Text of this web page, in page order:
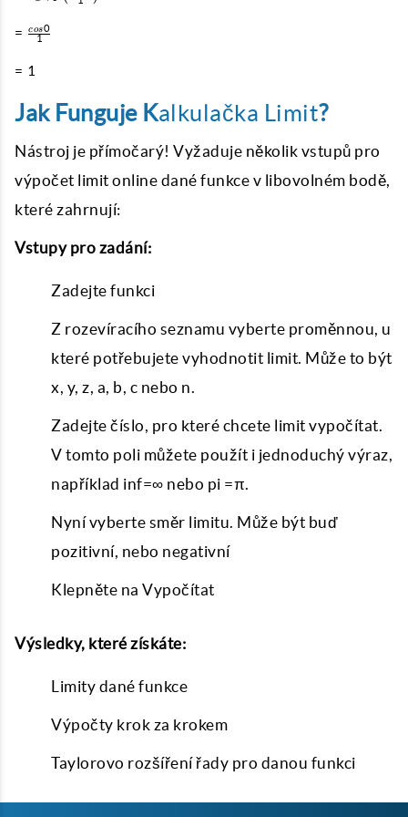
\left(\frac{cos
x}{1}\right)
=
0}{1}
= 1
cos0
=
= 1
Jak Funguje Kalkulačka Limit?
Nástroj je přímočarý! Vyžaduje několik vstupů pro
výpočet limit online dané funkce v libovolném bodě,
které zahrnují:
Vstupy pro zadání:
Zadejte funkci
Z rozevíracího seznamu vyberte proměnnou, u
které potřebujete vyhodnotit limit. Může to být
x, y, z, a, b, c nebo n.
Zadejte číslo, pro které chcete limit vypočítat.
V tomto poli můžete použít i jednoduchý výraz,
například inf=∞ nebo pi =π.
Nyní vyberte směr limitu. Může být buď
pozitivní, nebo negativní
Klepněte na Vypočítat
Výsledky, které získáte:
Limity dané funkce
Výpočty krok za krokem
Taylorovo rozšíření řady pro danou funkci